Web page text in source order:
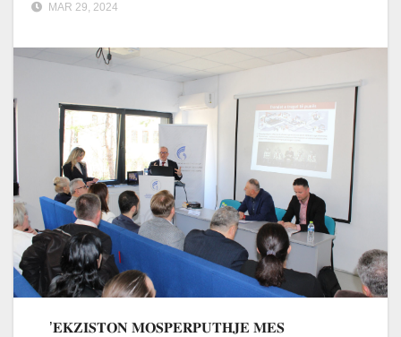
MAR 29, 2024
’𝐄𝐊𝐙𝐈𝐒𝐓𝐎𝐍 𝐌𝐎𝐒𝐏𝐄𝐑𝐏𝐔𝐓𝐇𝐉𝐄 𝐌𝐄𝐒